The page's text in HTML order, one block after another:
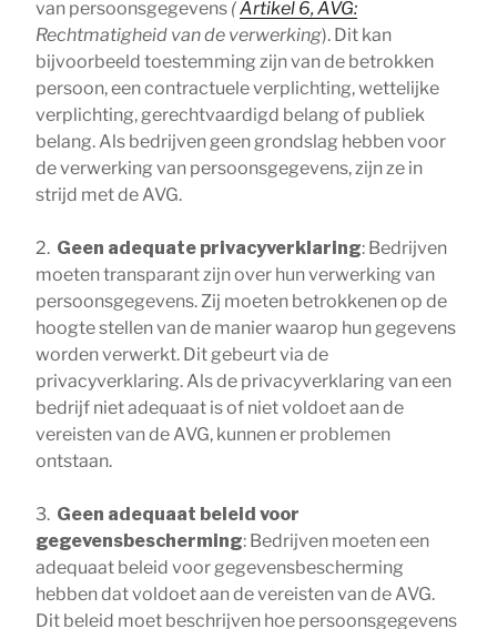
van persoonsgegevens (Artikel 6, AVG:
Rechtmatigheid van de verwerking). Dit kan
bijvoorbeeld toestemming zijn van de betrokken
persoon, een contractuele verplichting, wettelijke
verplichting, gerechtvaardigd belang of publiek
belang. Als bedrijven geen grondslag hebben voor
de verwerking van persoonsgegevens, zijn ze in
strijd met de AVG.
2. Geen adequate privacyverklaring: Bedrijven
moeten transparant zijn over hun verwerking van
persoonsgegevens. Zij moeten betrokkenen op de
hoogte stellen van de manier waarop hun gegevens
worden verwerkt. Dit gebeurt via de
privacyverklaring. Als de privacyverklaring van een
bedrijf niet adequaat is of niet voldoet aan de
vereisten van de AVG, kunnen er problemen
ontstaan.
3. Geen adequaat beleid voor
gegevensbescherming: Bedrijven moeten een
adequaat beleid voor gegevensbescherming
hebben dat voldoet aan de vereisten van de AVG.
Dit beleid moet beschrijven hoe persoonsgegevens